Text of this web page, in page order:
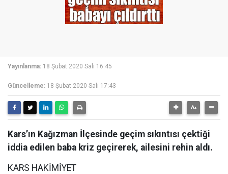
Yayınlanma: 18 Şubat 2020 Salı 16:45
Güncelleme: 18 Şubat 2020 Salı 17:43
Kars’ın Kağızman İlçesinde geçim sıkıntısı çektiği
iddia edilen baba kriz geçirerek, ailesini rehin aldı.
KARS HAKİMİYET